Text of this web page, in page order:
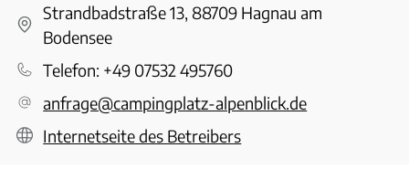
Strandbadstraße 13, 88709 Hagnau am
Bodensee
Telefon: +49 07532 495760
anfrage@campingplatz-alpenblick.de
Internetseite des Betreibers